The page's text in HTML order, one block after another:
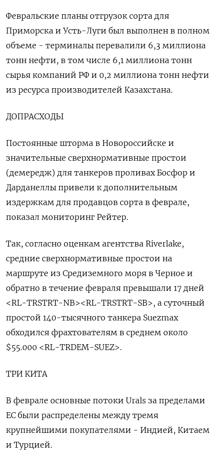
Февральские планы отгрузок сорта для
Приморска и Усть-Луги был выполнен в полном
объеме - терминалы перевалили 6,3 миллиона
тонн нефти, в том числе 6,1 миллиона тонн
сырья компаний РФ и 0,2 миллиона тонн нефти
из ресурса производителей Казахстана.
ДОПРАСХОДЫ
Постоянные шторма в Новороссийске и
значительные сверхнормативные простои
(демередж) для танкеров проливах Босфор и
Дарданеллы привели к дополнительным
издержкам для продавцов сорта в феврале,
показал мониторинг Рейтер.
Так, согласно оценкам агентства Riverlake,
средние сверхнормативные простои на
маршруте из Средиземного моря в Черное и
обратно в течение февраля превышали 17 дней
<RL-TRSTRT-NB><RL-TRSTRT-SB>, a суточный
простой 140-тысячного танкера Suezmax
обходился фрахтователям в среднем около
$55.000 <RL-TRDEM-SUEZ>.
ТРИ КИТА
В феврале основные потоки Urals за пределами
ЕС были распределены между тремя
крупнейшими покупателями - Индией, Китаем
и Турцией.